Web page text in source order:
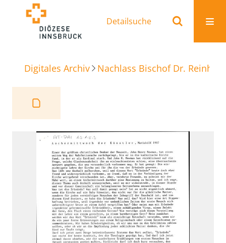
Detailsuche
Digitales Archiv Nachlass Bischof Dr.